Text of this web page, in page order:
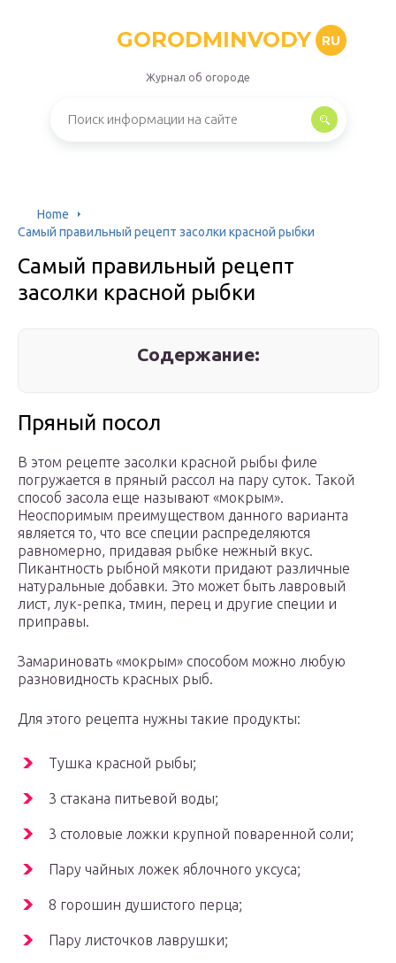
GORODMINVODY RU
Журнал об огороде
Home
Самый правильный рецепт засолки красной рыбки
Самый правильный рецепт
засолки красной рыбки
Содержание:
Пряный посол
В этом рецепте засолки красной рыбы филе
погружается в пряный рассол на пару суток. Такой
способ засола еще называют «мокрым».
Неоспоримым преимуществом данного варианта
является то, что все специи распределяются
равномерно, придавая рыбке нежный вкус.
Пикантность рыбной мякоти придают различные
натуральные добавки. Это может быть лавровый
лист, лук-репка, тмин, перец и другие специи и
приправы.
Замариновать «мокрым» способом можно любую
разновидность красных рыб.
Для этого рецепта нужны такие продукты:
Тушка красной рыбы;
3 стакана питьевой воды;
3 столовые ложки крупной поваренной соли;
Пару чайных ложек яблочного уксуса;
8 горошин душистого перца;
Пару листочков лаврушки;